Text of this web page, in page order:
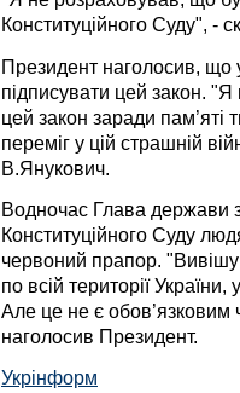
Конституційного Суду", -
Президент наголосив, що
підписувати цей закон.
цей закон заради пам’яті
переміг у цій страшній
В.Янукович.
Водночас Глава держави
Конституційного Суду
червоний прапор.
по всій території
Але це не є
наголосив Президент.
Укрінформ